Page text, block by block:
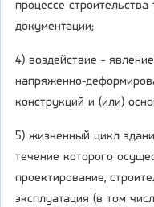
процессе
документации;
4) воздействие -
напряженно-
конструкций и (или)
5) жизненный цикл
течение которого
проектирование,
эксплуатация (в том